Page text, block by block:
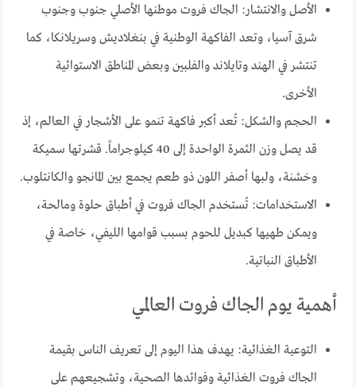
الأصل والانتشار: الجاك فروت موطنها الأصلي جنوب وجنوب
شرق آسيا، وتعد الفاكهة الوطنية في بنغلاديش وسريلانكا، كما
تنتشر في الهند وتايلاند والفلبين وبعض المناطق الاستوائية
الأخرى.
الحجم والشكل: تُعد أكبر فاكهة تنمو على الأشجار في العالم، إذ
قد يصل وزن الثمرة الواحدة إلى 40 كيلوجراماً. قشرتها سميكة
وخشنة، ولبها أصفر اللون ذو طعم يجمع بين المانجو والكانتلوب.
الاستخدامات: تُستخدم الجاك فروت في أطباق حلوة ومالحة،
ويمكن طهيها كبديل للحوم بسبب قوامها الليفي، خاصة في
الأطباق النباتية.
أهمية يوم الجاك فروت العالمي
التوعية الغذائية: يهدف هذا اليوم إلى تعريف الناس بقيمة
الجاك فروت الغذائية وفوائدها الصحية، وتشجيعهم على